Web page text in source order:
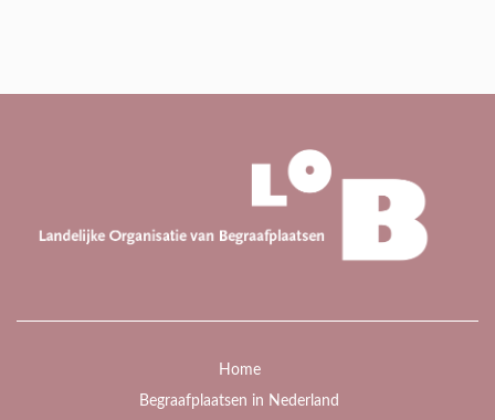
Home
Begraafplaatsen in Nederland